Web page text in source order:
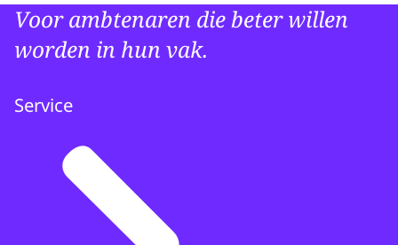
Voor ambtenaren die beter willen
worden in hun vak.
Service